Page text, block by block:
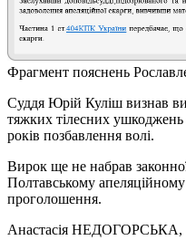
Фрагмент пояснень
Суддя Юрій Куліш визнав
тяжких тілесних
років позбавлення волі.
Вирок ще не набрав
Полтавському
проголошення.
Анастасія НЕДОГОРСЬКА,